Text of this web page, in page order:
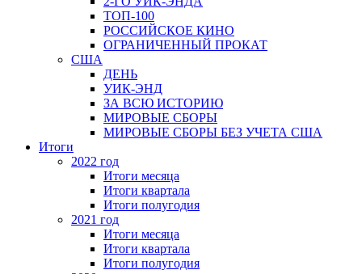
ТОП-100
РОССИЙСКОЕ КИНО
ОГРАНИЧЕННЫЙ ПРОКАТ
США
ДЕНЬ
УИК-ЭНД
ЗА ВСЮ ИСТОРИЮ
МИРОВЫЕ СБОРЫ
МИРОВЫЕ СБОРЫ БЕЗ УЧЕТА США
Итоги
2022 год
Итоги месяца
Итоги квартала
Итоги полугодия
2021 год
Итоги месяца
Итоги квартала
Итоги полугодия